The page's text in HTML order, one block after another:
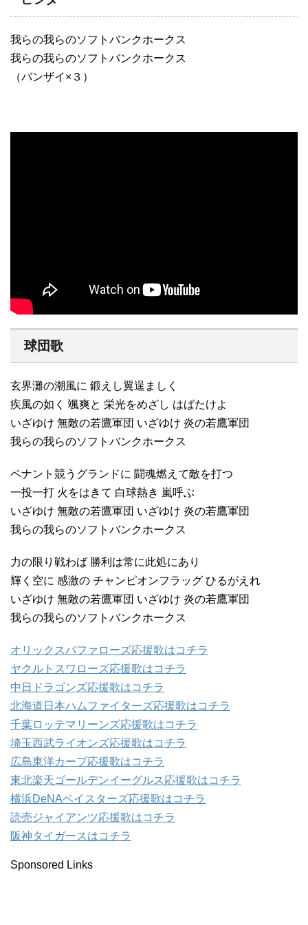
我らの我らのソフトバンクホークス
我らの我らのソフトバンクホークス
（バンザイ×３）
球団歌
玄界灘の潮風に 鍛えし翼逞ましく
疾風の如く 颯爽と 栄光をめざし はばたけよ
いざゆけ 無敵の若鷹軍団 いざゆけ 炎の若鷹軍団
我らの我らのソフトバンクホークス
ペナント競うグランドに 闘魂燃えて敵を打つ
一投一打 火をはきて 白球熱き 嵐呼ぶ
いざゆけ 無敵の若鷹軍団 いざゆけ 炎の若鷹軍団
我らの我らのソフトバンクホークス
力の限り戦わば 勝利は常に此処にあり
輝く空に 感激の チャンピオンフラッグ ひるがえれ
いざゆけ 無敵の若鷹軍団 いざゆけ 炎の若鷹軍団
我らの我らのソフトバンクホークス
オリックスバファローズ応援歌はコチラ
ヤクルトスワローズ応援歌はコチラ
中日ドラゴンズ応援歌はコチラ
北海道日本ハムファイターズ応援歌はコチラ
千葉ロッテマリーンズ応援歌はコチラ
埼玉西武ライオンズ応援歌はコチラ
広島東洋カープ応援歌はコチラ
東北楽天ゴールデンイーグルス応援歌はコチラ
横浜DeNAベイスターズ応援歌はコチラ
読売ジャイアンツ応援歌はコチラ
阪神タイガースはコチラ
Sponsored Links